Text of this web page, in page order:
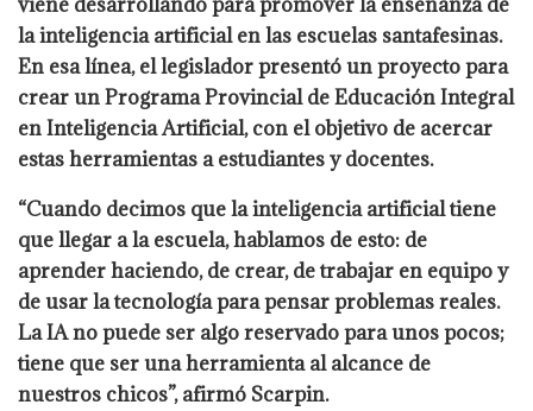
la inteligencia artificial en las escuelas santafesinas.
En esa línea, el legislador presentó un proyecto para
crear un Programa Provincial de Educación Integral
en Inteligencia Artificial, con el objetivo de acercar
estas herramientas a estudiantes y docentes.
“Cuando decimos que la inteligencia artificial tiene
que llegar a la escuela, hablamos de esto: de
aprender haciendo, de crear, de trabajar en equipo y
de usar la tecnología para pensar problemas reales.
La IA no puede ser algo reservado para unos pocos;
tiene que ser una herramienta al alcance de
nuestros chicos”, afirmó Scarpin.